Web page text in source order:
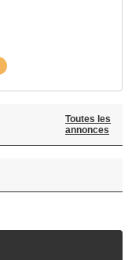
Toutes les
annonces